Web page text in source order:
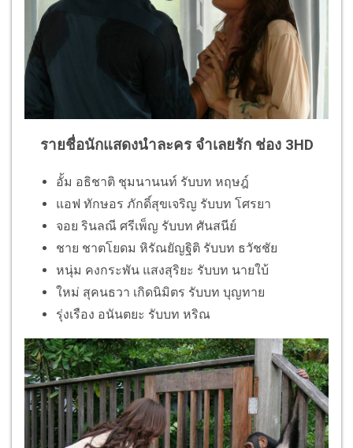
รายชื่อนักแสดงนำละคร จำเลยรัก ช่อง 3HD
อั้ม อธิชาติ ชุมนานนท์ รับบท หฤษฎ์
แอฟ ทักษอร ภักดิ์สุขเจริญ รับบท โศรยา
จอย รินลณี ศรีเพ็ญ รับบท ศันสนีย์
ชาย ชาตโยดม หิรัณยัญฐิติ รับบท ธวัชชัย
หนุ่ม คงกระพัน แสงสุริยะ รับบท นายใบ้
ใหม่ สุคนธวา เกิดนิมิตร รับบท บุญทาย
รุ่งเรือง อนันตยะ รับบท หริณ